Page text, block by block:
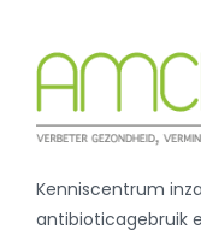
Kenniscentrum
antibioticagebruik